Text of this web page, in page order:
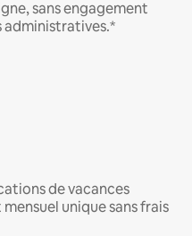
sans engagement
de vacances
unique sans frais